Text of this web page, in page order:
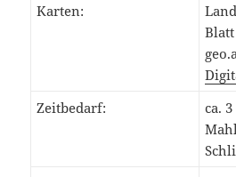
Karten:
Blatt
Zeitbedarf:
ca.